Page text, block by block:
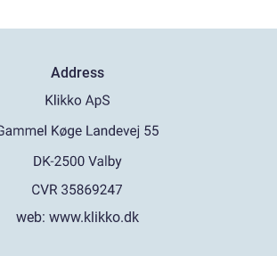
Address
web: www.klikko.dk